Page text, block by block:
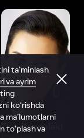
Tina Kandelaki
ta’minlash
va ayrim
ko‘rishda
ma’lumotlarni
to‘plash va